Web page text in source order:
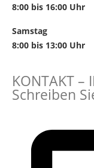
8:00 bis 16:00 Uhr
Samstag
8:00 bis 13:00 Uhr
KONTAKT –
Schreiben